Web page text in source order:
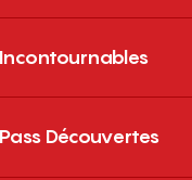
Incontournables
Pass Découvertes
Angoustrine-